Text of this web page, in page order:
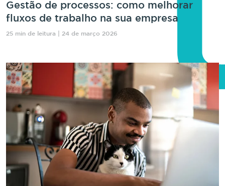
Gestão de processos: como melhorar
fluxos de trabalho na sua empresa
25 min de leitura | 24 de março 2026